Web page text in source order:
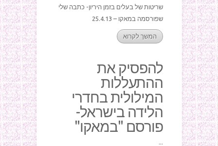
שריטות של בעלים בזמן היריון- כתבה שלי
שפורסמה במאקו – 25.4.13
המשך לקרוא
להפסיק את
ההתעללות
המילולית בחדרי
הלידה בישראל-
פורסם "במאקו"
...